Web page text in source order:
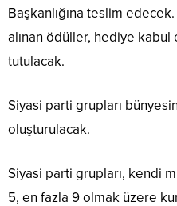
Başkanlığına teslim
alınan ödüller, hediye kabul
tutulacak.
Siyasi parti grupları
oluşturulacak.
Siyasi parti grupları, kendi
5, en fazla 9 olmak üzere